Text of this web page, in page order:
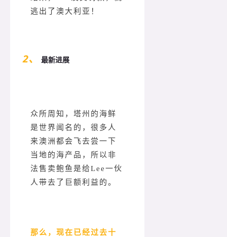
逃出了澳大利亚！
2、 最新进展
众所周知，塔州的海鲜
是世界闻名的，很多人
来澳洲都会飞去尝一下
当地的海产品，所以非
法售卖鲍鱼是给Lee一伙
人带去了巨额利益的。
那么，现在已经过去十